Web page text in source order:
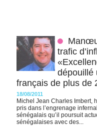
trafic
dépouillé
français de plus de
18/08/2011
Michel Jean Charles Imbert,
pris dans l’engrenage
sénégalais qu’il poursuit
sénégalaises avec des...